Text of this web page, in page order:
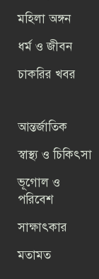
মহিলা অঙ্গন
ধর্ম ও জীবন
চাকরির খবর
আন্তর্জাতিক
স্বাস্থ্য ও চিকিৎসা
ভূগোল ও
পরিবেশ
সাক্ষাৎকার
মতামত